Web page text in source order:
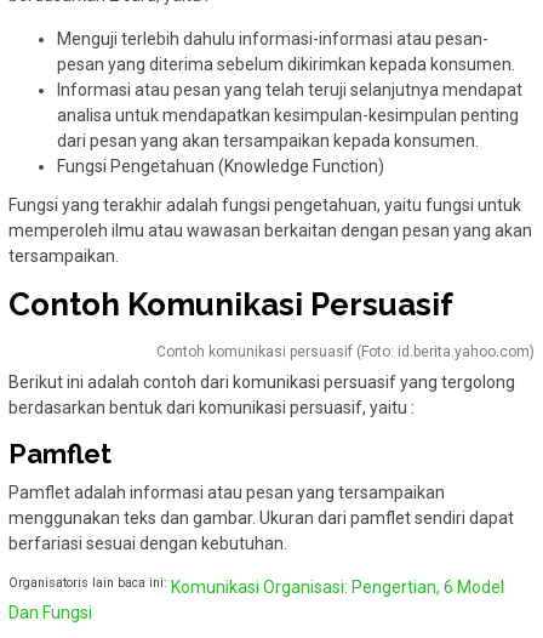
Menguji terlebih dahulu informasi-informasi atau pesan-
pesan yang diterima sebelum dikirimkan kepada konsumen.
Informasi atau pesan yang telah teruji selanjutnya mendapat
analisa untuk mendapatkan kesimpulan-kesimpulan penting
dari pesan yang akan tersampaikan kepada konsumen.
Fungsi Pengetahuan (Knowledge Function)
Fungsi yang terakhir adalah fungsi pengetahuan, yaitu fungsi untuk
memperoleh ilmu atau wawasan berkaitan dengan pesan yang akan
tersampaikan.
Contoh Komunikasi Persuasif
Contoh komunikasi persuasif (Foto: id.berita.yahoo.com)
Berikut ini adalah contoh dari komunikasi persuasif yang tergolong
berdasarkan bentuk dari komunikasi persuasif, yaitu :
Pamflet
Pamflet adalah informasi atau pesan yang tersampaikan
menggunakan teks dan gambar. Ukuran dari pamflet sendiri dapat
berfariasi sesuai dengan kebutuhan.
Organisatoris lain baca ini: Komunikasi Organisasi: Pengertian, 6 Model
Dan Fungsi